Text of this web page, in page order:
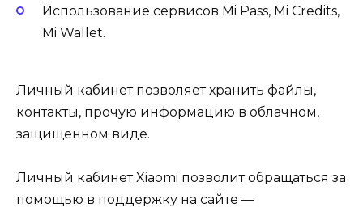
Использование сервисов Mi Pass, Mi Credits,
Mi Wallet.
Личный кабинет позволяет хранить файлы,
контакты, прочую информацию в облачном,
защищенном виде.
Личный кабинет Xiaomi позволит обращаться за
помощью в поддержку на сайте —